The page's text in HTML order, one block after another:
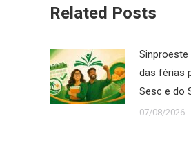
Related Posts
das férias
Sesc e do
07/08/2026